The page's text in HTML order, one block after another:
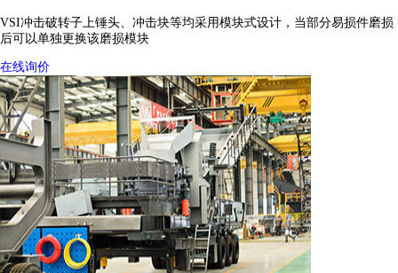
VSI冲击破转子上锤头、冲击块等均采用模块式设计，当部分易损件磨损
后可以单独更换该磨损模块
在线询价